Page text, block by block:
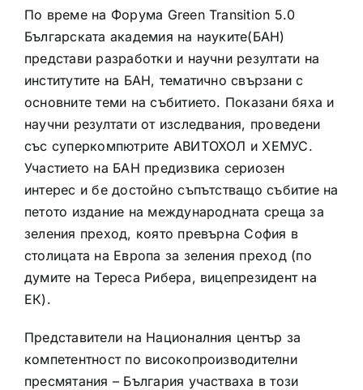
По време на Форума Green Transition 5.0
Българската академия на науките(БАН)
представи разработки и научни резултати на
институтите на БАН, тематично свързани с
основните теми на събитието. Показани бяха и
научни резултати от изследвания, проведени
със суперкомпютрите АВИТОХОЛ и ХЕМУС.
Участието на БАН предизвика сериозен
интерес и бе достойно съпътстващо събитие на
петото издание на международната среща за
зеления преход, която превърна София в
столицата на Европа за зеления преход (по
думите на Тереса Рибера, вицепрезидент на
ЕК).
Представители на Националния център за
компетентност по високопроизводителни
пресмятания – България участваха в този